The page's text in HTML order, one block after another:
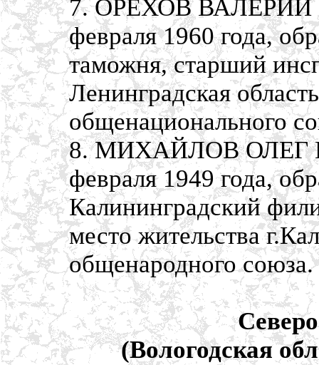
7. ОРЕХОВ ВАЛЕРИЙ
февраля 1960 года,
таможня, старший
Ленинградская
общенационального
8. МИХАЙЛОВ ОЛЕГ
февраля 1949 года,
Калининградский
место жительства
общенародного союза.
(Вологодская